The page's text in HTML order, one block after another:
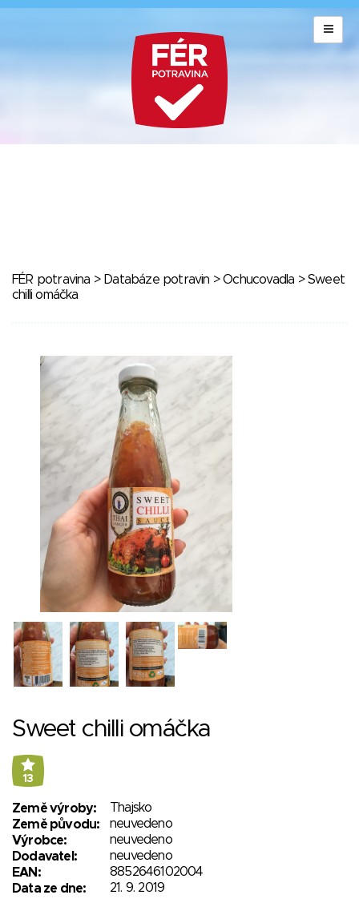
FÉR potravina > Databáze potravin >Ochucovadla > Sweet
chilli omáčka
Sweet chilli omáčka
13
Země výroby:
Thajsko
Země původu:
neuvedeno
Výrobce:
neuvedeno
Dodavatel:
neuvedeno
EAN:
8852646102004
Data ze dne:
21. 9. 2019